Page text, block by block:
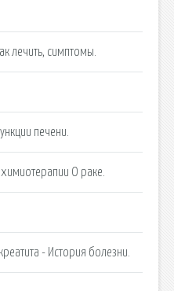
лечить, симптомы.
печени.
О раке.
- История болезни.